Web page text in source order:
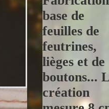
base de
feuilles de
feutrines,
lièges et de
boutons...
création